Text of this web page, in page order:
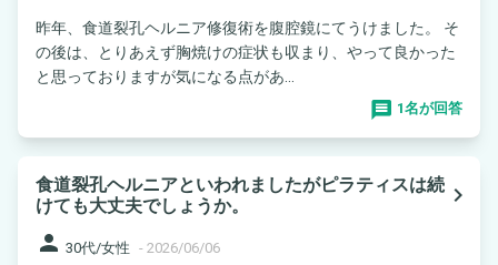
昨年、食道裂孔ヘルニア修復術を腹腔鏡にてうけました。 そ
の後は、とりあえず胸焼けの症状も収まり、やって良かった
と思っておりますが気になる点があ...
1名が回答
食道裂孔ヘルニアといわれましたがピラティスは続
けても大丈夫でしょうか。
navigate_next
person 30代/女性 - 2026/06/06